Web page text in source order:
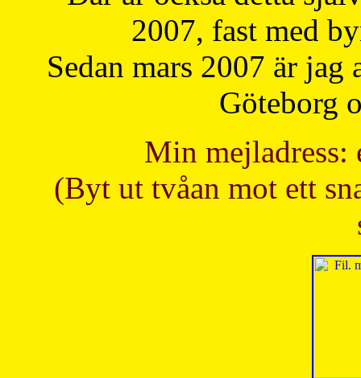
2007, fast med
Sedan mars 2007 är
Göteborg
Min mejladress:
(Byt ut tvåan mot ett